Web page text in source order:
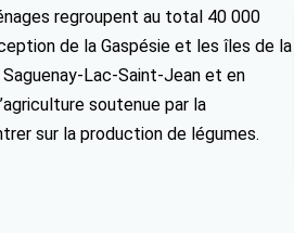
regroupent au total 40 000
de la Gaspésie et les îles de la
Lac-Saint-Jean et en
soutenue par la
sur la production de légumes.